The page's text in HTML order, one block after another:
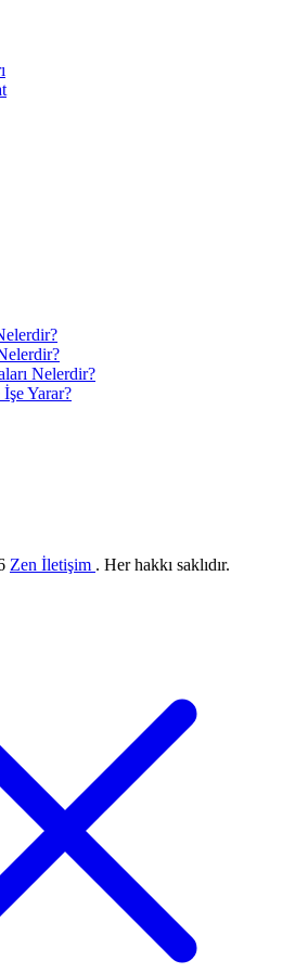
Nelerdir?
Yarar?
Zen İletişim . Her hakkı saklıdır.